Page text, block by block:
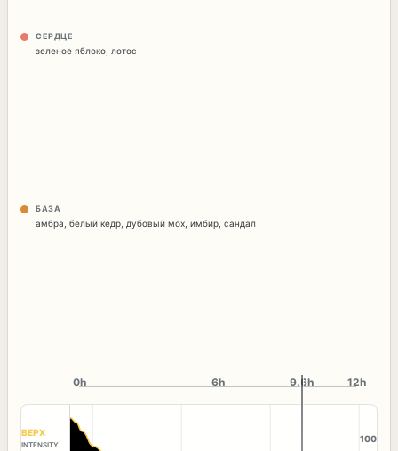
СЕРДЦЕ
зеленое яблоко лотос
БАЗА
амбра белый кедр дубовый мох имбир сандал
0h 9.6h
6h 12h
ВЕРХ
INTENSITY
100